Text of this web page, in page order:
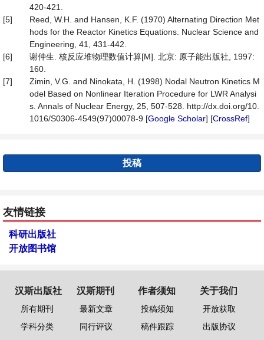
420-421.
[5]
Reed, W.H. and Hansen, K.F. (1970) Alternating Direction Met
hods for the Reactor Kinetics Equations. Nuclear Science and
Engineering, 41, 431-442.
[6]
谢仲生. 核反应堆物理数值计算[M]. 北京: 原子能出版社, 1997:
160.
[7]
Zimin, V.G. and Ninokata, H. (1998) Nodal Neutron Kinetics M
odel Based on Nonlinear Iteration Procedure for LWR Analysi
s. Annals of Nuclear Energy, 25, 507-528. http://dx.doi.org/10.
1016/S0306-4549(97)00078-9 [Google Scholar] [CrossRef]
投稿
友情链接
科研出版社
开放图书馆
汉斯出版社
所有期刊
学科分类
汉斯期刊
最新文章
同行评议
作者须知
投稿须知
稿件跟踪
关于我们
开放获取
出版协议